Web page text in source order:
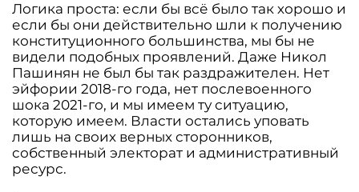
Логика проста: если бы всё было так хорошо и
если бы они действительно шли к получению
конституционного большинства, мы бы не
видели подобных проявлений. Даже Никол
Пашинян не был бы так раздражителен. Нет
эйфории 2018-го года, нет послевоенного
шока 2021-го, и мы имеем ту ситуацию,
которую имеем. Власти остались уповать
лишь на своих верных сторонников,
собственный электорат и административный
ресурс.